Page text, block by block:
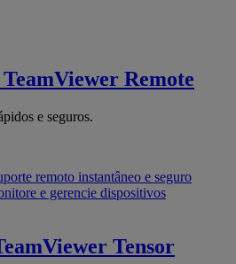
TeamViewer Remote
e seguros.
remoto instantâneo e seguro
e gerencie dispositivos
Tensor